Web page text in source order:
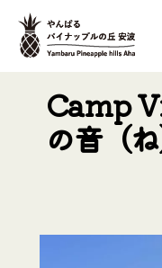
Camp
の音（